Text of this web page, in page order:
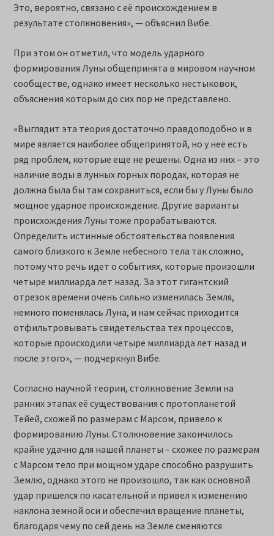
Это, вероятно, связано с её происхождением в
результате столкновения», — объяснил Вибе.
При этом он отметил, что модель ударного
формирования Луны общепринята в мировом научном
сообществе, однако имеет несколько нестыковок,
объяснения которым до сих пор не представлено.
«Выглядит эта теория достаточно правдоподобно и в
мире является наиболее общепринятой, но у неё есть
ряд проблем, которые еще не решены. Одна из них – это
наличие воды в лунных горных породах, которая не
должна была бы там сохраниться, если бы у Луны было
мощное ударное происхождение. Другие варианты
происхождения Луны тоже прорабатываются.
Определить истинные обстоятельства появления
самого близкого к Земле небесного тела так сложно,
потому что речь идет о событиях, которые произошли
четыре миллиарда лет назад. За этот гигантский
отрезок времени очень сильно изменилась Земля,
немного поменялась Луна, и нам сейчас приходится
отфильтровывать свидетельства тех процессов,
которые происходили четыре миллиарда лет назад и
после этого», — подчеркнул Вибе.
Согласно научной теории, столкновение Земли на
ранних этапах её существования с протопланетой
Тейей, схожей по размерам с Марсом, привело к
формированию Луны. Столкновение закончилось
крайне удачно для нашей планеты – схожее по размерам
с Марсом тело при мощном ударе способно разрушить
Землю, однако этого не произошло, так как основной
удар пришелся по касательной и привел к изменению
наклона земной оси и обеспечил вращение планеты,
благодаря чему по сей день на Земле сменяются